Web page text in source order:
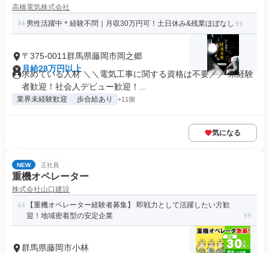
高橋電気株式会社
男性活躍中＊経験不問｜月収30万円可！土日休み&残業ほぼなし
〒375-0011群馬県藤岡市岡之郷
月給28万円以上
求めている人材 ＼＼電気工事に関する資格は不要／／ 未経験
者歓迎！社会人デビュー歓迎！...
業界未経験歓迎 歩合給あり +11個
気になる
NEW 正社員
重機オペレーター
株式会社山口建設
【重機オペレーター経験者募集】 即戦力として活躍したい方歓
迎！地域密着型の安定企業
群馬県藤岡市小林